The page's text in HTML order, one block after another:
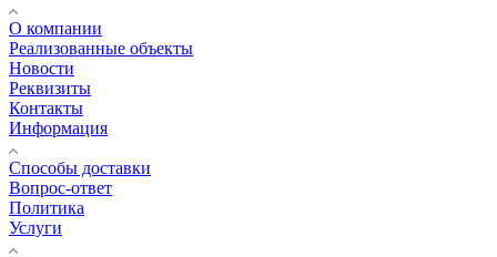
О компании
Реализованные объекты
Новости
Реквизиты
Контакты
Информация
Способы доставки
Вопрос-ответ
Политика
Услуги